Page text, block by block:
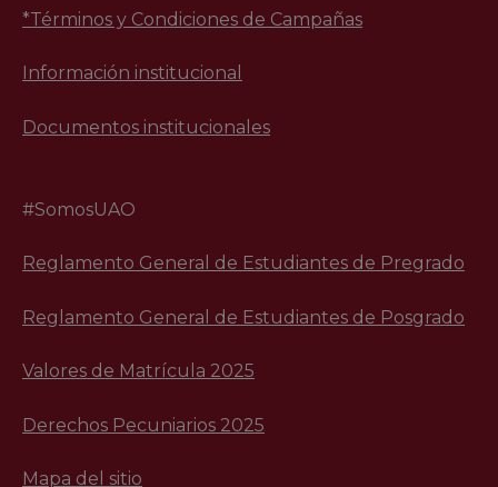
*Términos y Condiciones de Campañas
Información institucional
Documentos institucionales
#SomosUAO
Reglamento General de Estudiantes de Pregrado
Reglamento General de Estudiantes de Posgrado
Valores de Matrícula 2025
Derechos Pecuniarios 2025
Mapa del sitio